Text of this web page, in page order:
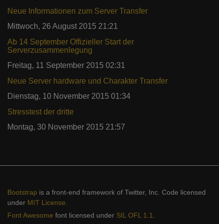
Neue Informationen zum Server Transfer
Mittwoch, 26 August 2015 21:21
Ab 14 September Offizieller Start der
Serverzusammenlegung
Freitag, 11 September 2015 02:31
Neue Server hardware und Charakter Transfer
Dienstag, 10 November 2015 01:34
Stresstest der dritte
Montag, 30 November 2015 21:57
Bootstrap is a front-end framework of Twitter, Inc. Code licensed
under MIT License.
Font Awesome font licensed under SIL OFL 1.1